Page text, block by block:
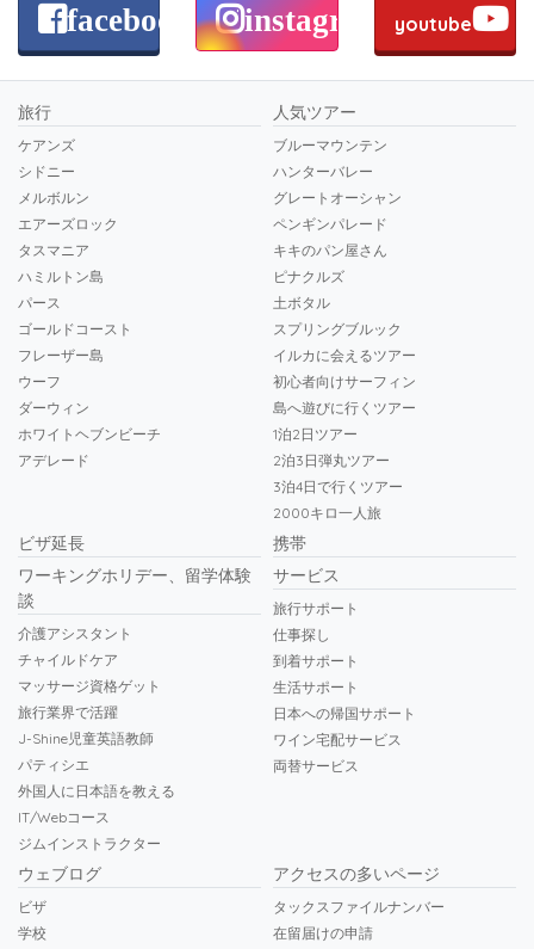
facebook instagram youtube
旅行
ケアンズ
シドニー
メルボルン
エアーズロック
タスマニア
ハミルトン島
パース
ゴールドコースト
フレーザー島
ウーフ
ダーウィン
ホワイトヘブンビーチ
アデレード
人気ツアー
ブルーマウンテン
ハンターバレー
グレートオーシャン
ペンギンパレード
キキのパン屋さん
ピナクルズ
土ボタル
スプリングブルック
イルカに会えるツアー
初心者向けサーフィン
島へ遊びに行くツアー
1泊2日ツアー
2泊3日弾丸ツアー
3泊4日で行くツアー
2000キロ一人旅
ビザ延長
ワーキングホリデー、留学体験
談
介護アシスタント
チャイルドケア
マッサージ資格ゲット
旅行業界で活躍
J-Shine児童英語教師
パティシエ
外国人に日本語を教える
IT/Webコース
ジムインストラクター
携帯
サービス
旅行サポート
仕事探し
到着サポート
生活サポート
日本への帰国サポート
ワイン宅配サービス
両替サービス
ウェブログ
ビザ
学校
アクセスの多いページ
タックスファイルナンバー
在留届けの申請